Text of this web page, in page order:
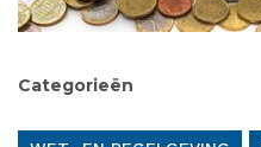
Categorieën